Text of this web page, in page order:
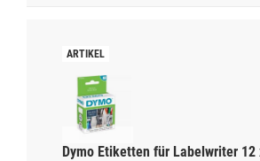
Dymo Etiketten für Labelwriter 12